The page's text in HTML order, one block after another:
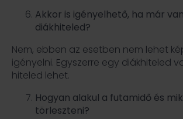
Akkor is igényelhető, ha már
diákhiteled?
Nem, ebben az esetben nem lehet
igényelni. Egyszerre egy diákhiteled
hiteled lehet.
Hogyan alakul a futamidő és
törleszteni?